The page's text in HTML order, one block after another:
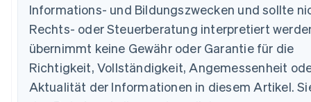
Informations- und Bildungszwecken und sollte
Rechts- oder Steuerberatung interpretiert
übernimmt keine Gewähr oder Garantie für die
Richtigkeit, Vollständigkeit, Angemessenheit
Aktualität der Informationen in diesem Artikel.
Australien
English